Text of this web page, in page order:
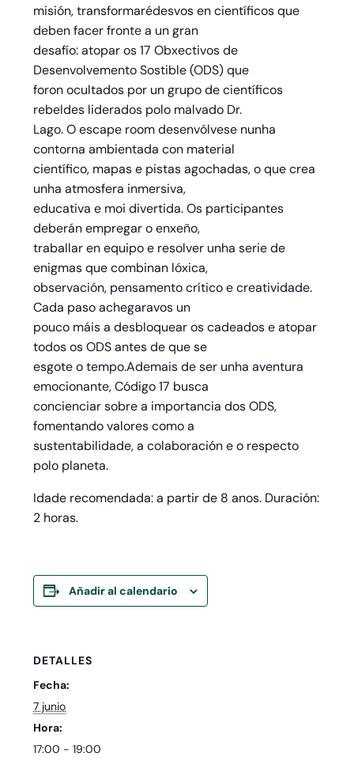
misión, transformarédesvos en científicos que
deben facer fronte a un gran
desafío: atopar os 17 Obxectivos de
Desenvolvemento Sostible (ODS) que
foron ocultados por un grupo de científicos
rebeldes liderados polo malvado Dr.
Lago. O escape room desenvólvese nunha
contorna ambientada con material
científico, mapas e pistas agochadas, o que crea
unha atmosfera inmersiva,
educativa e moi divertida. Os participantes
deberán empregar o enxeño,
traballar en equipo e resolver unha serie de
enigmas que combinan lóxica,
observación, pensamento crítico e creatividade.
Cada paso achegaravos un
pouco máis a desbloquear os cadeados e atopar
todos os ODS antes de que se
esgote o tempo.Ademais de ser unha aventura
emocionante, Código 17 busca
concienciar sobre a importancia dos ODS,
fomentando valores como a
sustentabilidade, a colaboración e o respecto
polo planeta.
Idade recomendada: a partir de 8 anos. Duración:
2 horas.
Añadir al calendario
DETALLES
Fecha:
7 junio
Hora:
17:00 - 19:00